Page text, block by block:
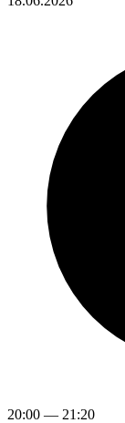
20:00 — 21:20